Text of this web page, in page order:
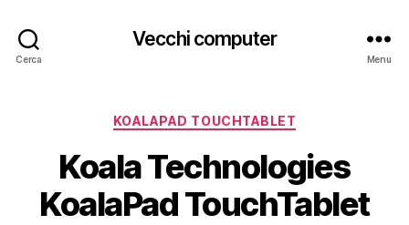
Cerca
Vecchi computer
Menu
Categorie
KOALAPAD TOUCHTABLET
Koala Technologies
KoalaPad TouchTablet